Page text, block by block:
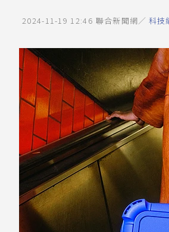
2024-11-19 12:46 聯合新聞網／ 科技